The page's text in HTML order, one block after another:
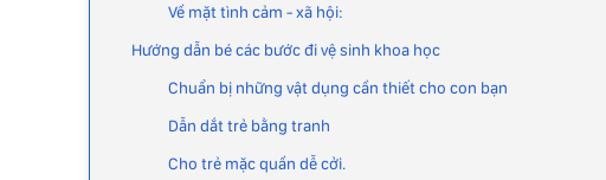
Về mặt tình cảm - xã hội:
Hướng dẫn bé các bước đi vệ sinh khoa học
Chuẩn bị những vật dụng cần thiết cho con bạn
Dẫn dắt trẻ bằng tranh
Cho trẻ mặc quần dễ cởi.